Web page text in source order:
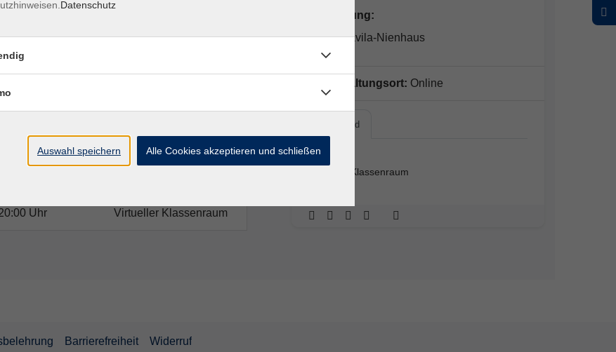
Ort / Raum
20:00 Uhr Virtueller Klassenraum
Uhr Virtueller Klassenraum
Kursleitung:
Adela Davila-Nienhaus
Veranstaltungsort: Online
vhs cloud
vhs cloud
Virtueller Klassenraum
Barrierefreiheit Widerruf
Datenschutz
Auswahl speichern Alle Cookies akzeptieren und schließen